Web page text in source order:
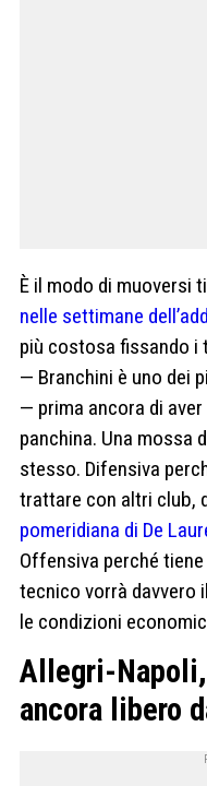
È il modo di muoversi
nelle settimane
più costosa fissando i
— Branchini è uno dei
— prima ancora di
panchina. Una mossa
stesso. Difensiva
trattare con altri club,
pomeridiana di De
Offensiva perché
tecnico vorrà davvero
le condizioni
Allegri-
ancora libero